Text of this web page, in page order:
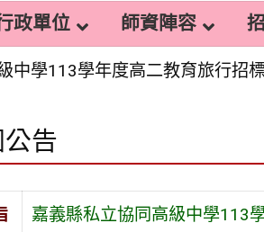
政單位 師資陣容
中學113學年度高二教育旅行招
告
嘉義縣私立協同高級中學113